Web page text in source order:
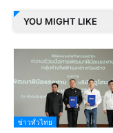
YOU MIGHT LIKE
ข่าวทั่วไทย